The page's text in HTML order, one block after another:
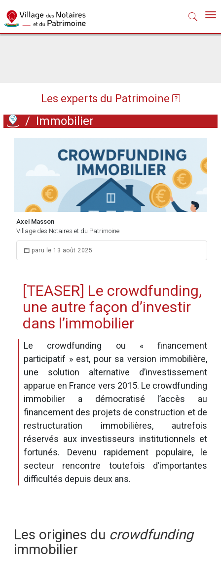
Les experts du Patrimoine
/ Immobilier
Axel Masson
Village des Notaires et du Patrimoine
paru le 13 août 2025
[TEASER] Le crowdfunding,
une autre façon d’investir
dans l’immobilier
Le crowdfunding ou « financement
participatif » est, pour sa version immobilière,
une solution alternative d’investissement
apparue en France vers 2015. Le crowdfunding
immobilier a démocratisé l’accès au
financement des projets de construction et de
restructuration immobilières, autrefois
réservés aux investisseurs institutionnels et
fortunés. Devenu rapidement populaire, le
secteur rencontre toutefois d’importantes
difficultés depuis deux ans.
Les origines du crowdfunding
immobilier